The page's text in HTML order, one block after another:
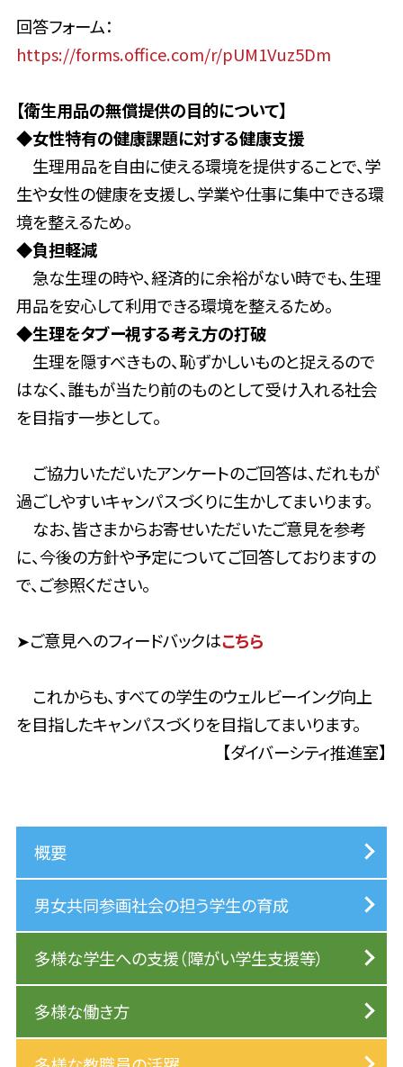
回答フォーム：
https://forms.office.com/r/pUM1Vuz5Dm
【衛生用品の無償提供の目的について】
◆女性特有の健康課題に対する健康支援
生理用品を自由に使える環境を提供することで、学
生や女性の健康を支援し、学業や仕事に集中できる環
境を整えるため。
◆負担軽減
急な生理の時や、経済的に余裕がない時でも、生理
用品を安心して利用できる環境を整えるため。
◆生理をタブー視する考え方の打破
生理を隠すべきもの、恥ずかしいものと捉えるので
はなく、誰もが当たり前のものとして受け入れる社会
を目指す一歩として。
ご協力いただいたアンケートのご回答は、だれもが
過ごしやすいキャンパスづくりに生かしてまいります。
なお、皆さまからお寄せいただいたご意見を参考
に、今後の方針や予定についてご回答しておりますの
で、ご参照ください。
➤ご意見へのフィードバックはこちら
これからも、すべての学生のウェルビーイング向上
を目指したキャンパスづくりを目指してまいります。
【ダイバーシティ推進室】
概要
男女共同参画社会の担う学生の育成
多様な学生への支援（障がい学生支援等）
多様な働き方